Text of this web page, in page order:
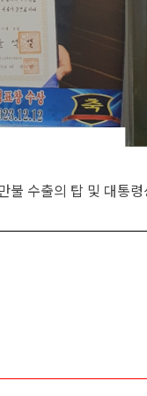
수출의 탑 및 대통